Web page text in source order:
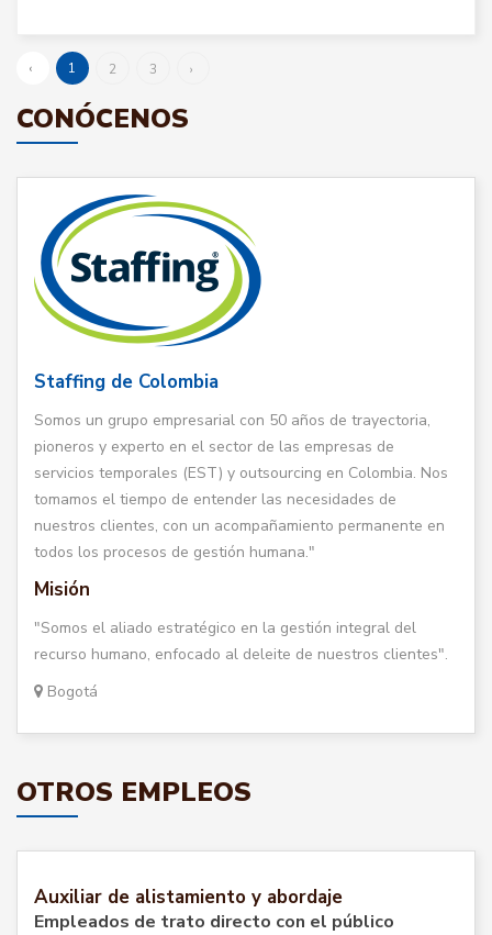
‹ 1 2 3 ›
CONÓCENOS
Staffing de Colombia
Somos un grupo empresarial con 50 años de trayectoria,
pioneros y experto en el sector de las empresas de
servicios temporales (EST) y outsourcing en Colombia. Nos
tomamos el tiempo de entender las necesidades de
nuestros clientes, con un acompañamiento permanente en
todos los procesos de gestión humana."
Misión
"Somos el aliado estratégico en la gestión integral del
recurso humano, enfocado al deleite de nuestros clientes".
Bogotá
OTROS EMPLEOS
Auxiliar de alistamiento y abordaje
Empleados de trato directo con el público